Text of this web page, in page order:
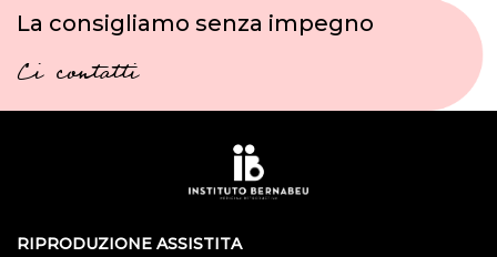
La consigliamo senza impegno
Ci contatti
RIPRODUZIONE ASSISTITA